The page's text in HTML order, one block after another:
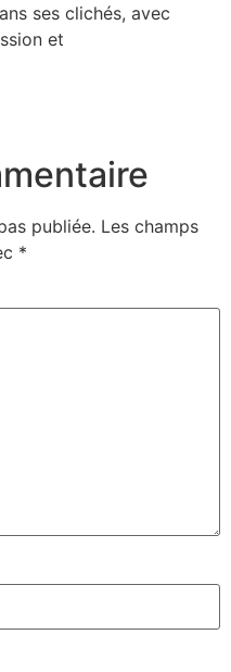
ses clichés, avec
et
publiée. Les champs
*